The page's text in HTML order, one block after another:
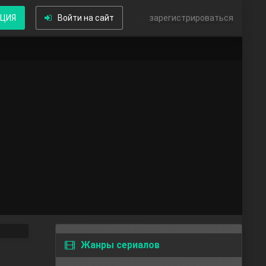
Войти на сайт зарегистрироваться
Жанры сериалов